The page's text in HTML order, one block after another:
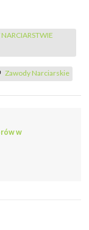
Zawody Narciarskie
w